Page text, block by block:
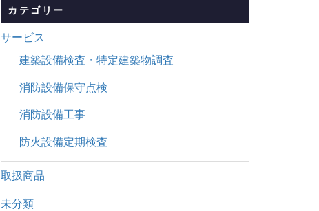
カテゴリー
サービス
建築設備検査・特定建築物調査
消防設備保守点検
消防設備工事
防火設備定期検査
取扱商品
未分類